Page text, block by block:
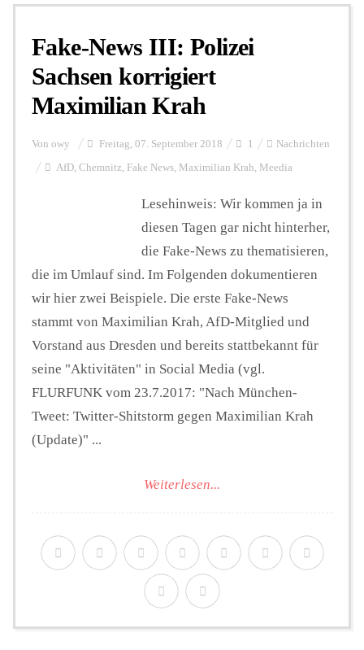
Personalien
Hintergrund
FUNKTURM-Beiträge
Podcast
Seminare
Unterstützen
Fake-News III: Polizei
Sachsen korrigiert
Maximilian Krah
Von owy Freitag, 07. September 2018 1 Nachrichten
AfD, Chemnitz, Fake News, Maximilian Krah, Meedia
Lesehinweis: Wir kommen ja in
diesen Tagen gar nicht hinterher,
die Fake-News zu thematisieren,
die im Umlauf sind. Im Folgenden dokumentieren
wir hier zwei Beispiele. Die erste Fake-News
stammt von Maximilian Krah, AfD-Mitglied und
Vorstand aus Dresden und bereits stattbekannt für
seine "Aktivitäten" in Social Media (vgl.
FLURFUNK vom 23.7.2017: "Nach München-
Tweet: Twitter-Shitstorm gegen Maximilian Krah
(Update)" ...
Weiterlesen...